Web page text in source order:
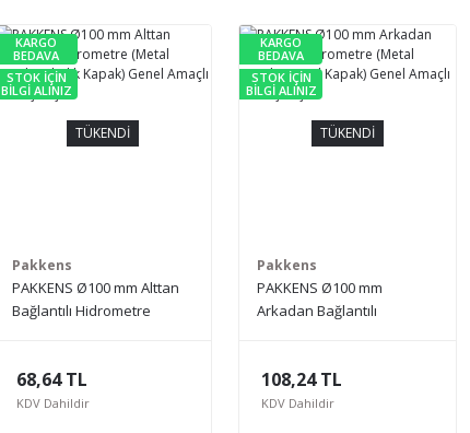
TÜKENDİ
KARGO
BEDAVA
STOK İÇİN
BİLGİ ALINIZ
Pakkens
PAKKENS Ø100 mm Alttan
Bağlantılı Hidrometre
Basınç Ölçer
68,64 TL
KDV Dahildir
TÜKENDİ
KARGO
BEDAVA
STOK İÇİN
BİLGİ ALINIZ
Pakkens
PAKKENS Ø100 mm
Arkadan Bağlantılı
Basınç Ölçer
108,24 TL
KDV Dahildir